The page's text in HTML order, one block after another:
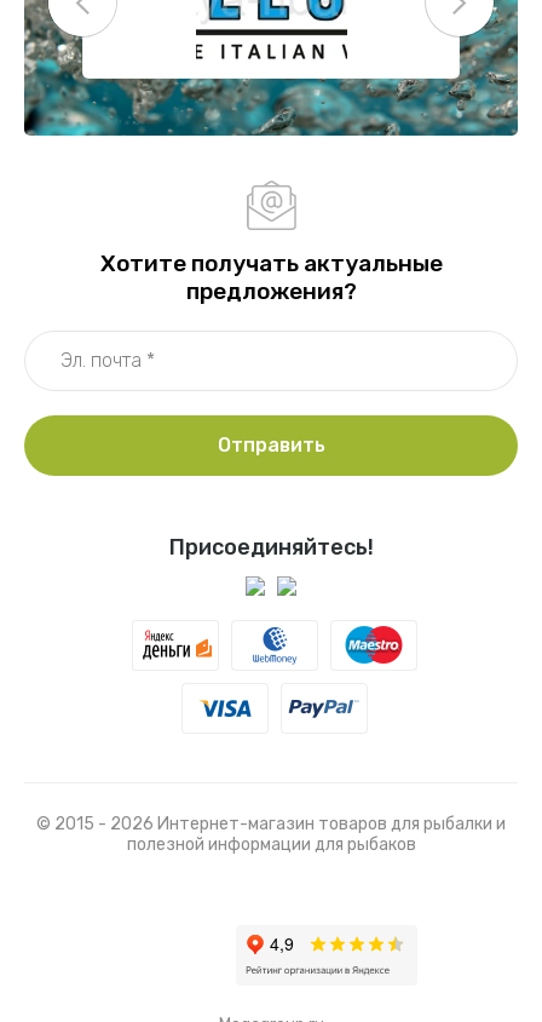
Присоединяйтесь!
Хотите получать актуальные
предложения?
Отправить
© 2015 - 2026 Интернет-магазин товаров для рыбалки и
полезной информации для рыбаков